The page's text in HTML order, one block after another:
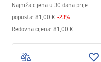
Najniža cijena u 30 dana prije
popusta: 81,00 € -23%
Redovna cijena: 81,00 €